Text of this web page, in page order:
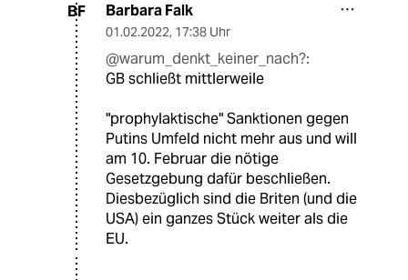
BF Barbara Falk
01.02.2022, 17:38 Uhr
@warum_denkt_keiner_nach?:
GB schließt mittlerweile
"prophylaktische" Sanktionen gegen
Putins Umfeld nicht mehr aus und will
am 10. Februar die nötige
Gesetzgebung dafür beschließen.
Diesbezüglich sind die Briten (und die
USA) ein ganzes Stück weiter als die
EU.